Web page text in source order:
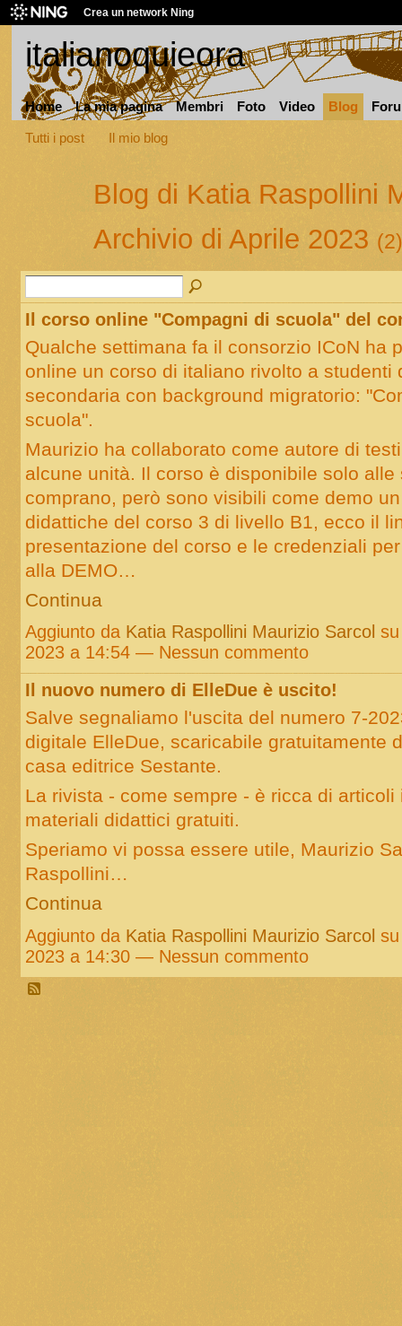
Crea un network Ning
italianoquieora
Home La mia pagina Membri Foto Video Blog
Tutti i post Il mio blog
Blog di Katia Raspollini
Archivio di Aprile 2023 (2)
Il corso online "Compagni di scuola" del
Qualche settimana fa il consorzio ICoN ha
online un corso di italiano rivolto a studenti
secondaria con background migratorio:
scuola".
Maurizio ha collaborato come autore di
alcune unità. Il corso è disponibile solo alle
comprano, però sono visibili come demo
didattiche del corso 3 di livello B1, ecco il
presentazione del corso e le credenziali
alla DEMO…
Continua
Aggiunto da Katia Raspollini Maurizio Sarcol
2023 a 14:54 — Nessun commento
Il nuovo numero di ElleDue è uscito!
Salve segnaliamo l'uscita del numero 7-
digitale ElleDue, scaricabile gratuitamente
casa editrice Sestante.
La rivista - come sempre - è ricca di articoli
materiali didattici gratuiti.
Speriamo vi possa essere utile, Maurizio
Raspollini…
Continua
Aggiunto da Katia Raspollini Maurizio Sarcol
2023 a 14:30 — Nessun commento